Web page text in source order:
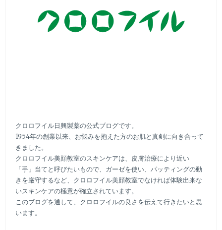
過
ぎ
ー
クロロフイル日興製薬の公式ブログです。
1954年の創業以来、お悩みを抱えた方のお肌と真剣に向き合って
きました。
クロロフイル美顔教室のスキンケアは、皮膚治療により近い
「手」当てと呼びたいもので、ガーゼを使い、パッティングの動
きを厳守するなど、クロロフイル美顔教室でなければ体験出来な
いスキンケアの極意が確立されています。
このブログを通して、クロロフイルの良さを伝えて行きたいと思
います。